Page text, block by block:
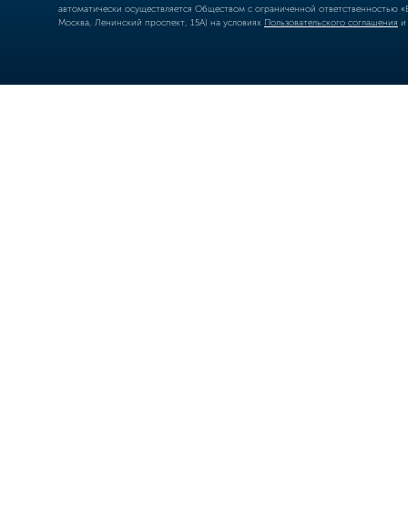
автоматически осуществляется Обществом с ограниченной
Москва, Ленинский проспект, 15А) на условиях Пользовательского соглашения и